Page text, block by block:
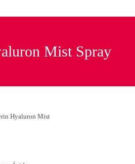
Mist Spray